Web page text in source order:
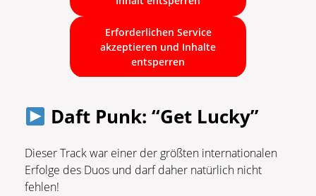
Erforderlichen Service
akzeptieren und Inhalte
entsperren
Daft Punk: “Get Lucky”
Dieser Track war einer der größten internationalen
Erfolge des Duos und darf daher natürlich nicht
fehlen!